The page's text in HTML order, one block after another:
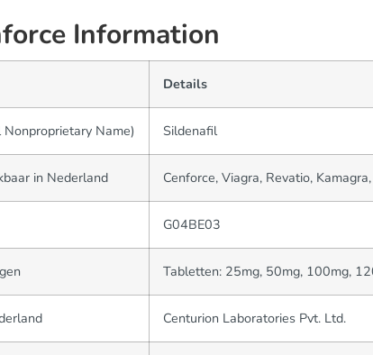
Information
Details
Name) Sildenafil
in Nederland Cenforce, Viagra, Revatio,
G04BE03
Tabletten: 25mg, 50mg, 100mg,
Centurion Laboratories Pvt. Ltd.